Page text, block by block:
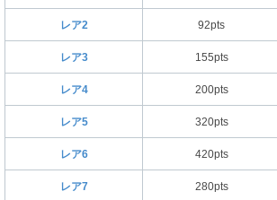
レア2 92pts
レア3 155pts
レア4 200pts
レア5 320pts
レア6 420pts
レア7 280pts